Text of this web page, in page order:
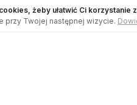
żeby ułatwić Ci korzystanie
przy Twojej następnej wizycie.